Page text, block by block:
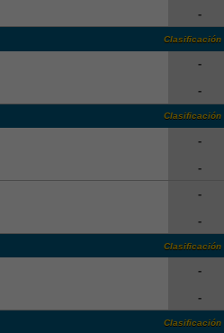
-
Clasificación
-
-
Clasificación
-
-
-
-
Clasificación
-
-
Clasificación